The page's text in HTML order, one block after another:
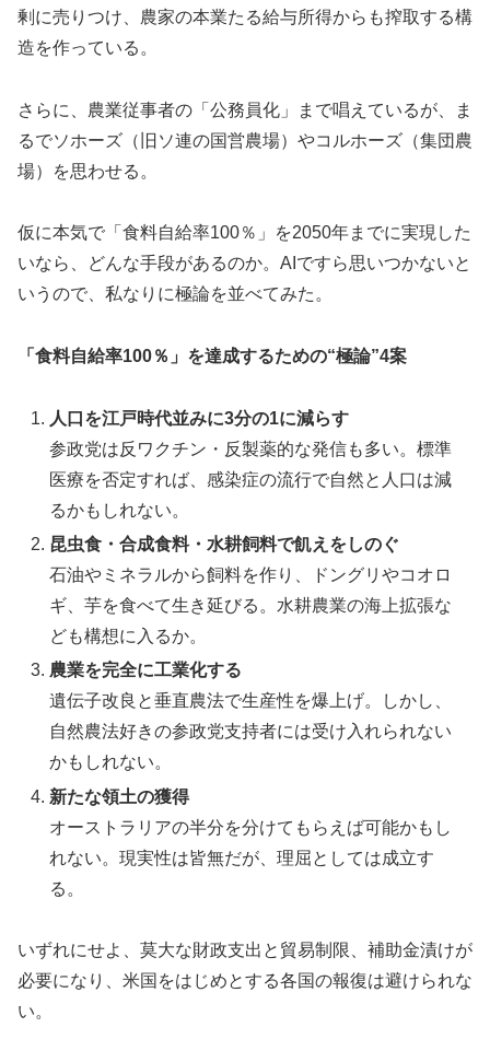
剰に売りつけ、農家の本業たる給与所得からも搾取する構
造を作っている。
さらに、農業従事者の「公務員化」まで唱えているが、ま
るでソホーズ（旧ソ連の国営農場）やコルホーズ（集団農
場）を思わせる。
仮に本気で「食料自給率100％」を2050年までに実現した
いなら、どんな手段があるのか。AIですら思いつかないと
いうので、私なりに極論を並べてみた。
「食料自給率100％」を達成するための“極論”4案
人口を江戸時代並みに3分の1に減らす
参政党は反ワクチン・反製薬的な発信も多い。標準
医療を否定すれば、感染症の流行で自然と人口は減
るかもしれない。
昆虫食・合成食料・水耕飼料で飢えをしのぐ
石油やミネラルから飼料を作り、ドングリやコオロ
ギ、芋を食べて生き延びる。水耕農業の海上拡張な
ども構想に入るか。
農業を完全に工業化する
遺伝子改良と垂直農法で生産性を爆上げ。しかし、
自然農法好きの参政党支持者には受け入れられない
かもしれない。
新たな領土の獲得
オーストラリアの半分を分けてもらえば可能かもし
れない。現実性は皆無だが、理屈としては成立す
る。
いずれにせよ、莫大な財政支出と貿易制限、補助金漬けが
必要になり、米国をはじめとする各国の報復は避けられな
い。